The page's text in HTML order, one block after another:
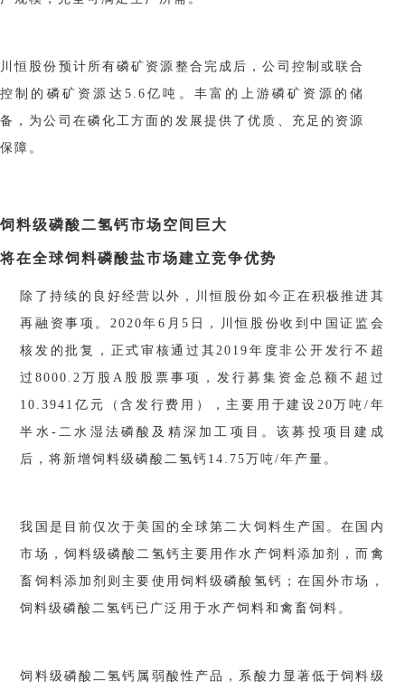
川恒股份预计所有磷矿资源整合完成后，公司控制或联合
控制的磷矿资源达 5.6亿吨。丰富的上游磷矿资源的储
备，为公司在磷化工方面的发展提供了优质、充足的资源
保障。
饲料级磷酸二氢钙市场空间巨大
将在全球饲料磷酸盐市场建立竞争优势
除了持续的良好经营以外，川恒股份如今正在积极推进其
再融资事项。 2020年6月5日，川恒股份收到中国证监会
核发的批复，正式审核通过其2019年度非公开发行不超
过8000.2万股A股股票事项，发行募集资金总额不超过
10.3941亿元（含发行费用），主要用于建设20万吨/年
半水-二水湿法磷酸及精深加工项目。该募投项目建成
后，将新增饲料级磷酸二氢钙14.75万吨/年产量。
我国是目前仅次于美国的全球第二大饲料生产国。在国内
市场，饲料级磷酸二氢钙主要用作水产饲料添加剂，而禽
畜饲料添加剂则主要使用饲料级磷酸氢钙；在国外市场，
饲料级磷酸二氢钙已广泛用于水产饲料和禽畜饲料。
饲料级磷酸二氢钙属弱酸性产品，系酸力显著低于饲料级